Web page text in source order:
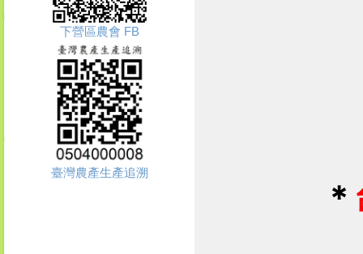
下營區農會 FB
臺灣農產生產追溯
＊